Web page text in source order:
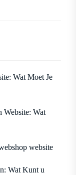
Wat Moet Je
Website: Wat
website
Wat Kunt u